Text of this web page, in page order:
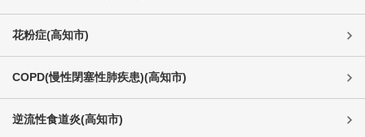
花粉症(高知市)
COPD(慢性閉塞性肺疾患)(高知市)
逆流性食道炎(高知市)